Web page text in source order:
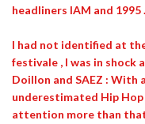
headliners IAM and 1995.
I had not identified at
festivale , I was in shock
Doillon and SAEZ : With
underestimated Hip Hop
attention more than